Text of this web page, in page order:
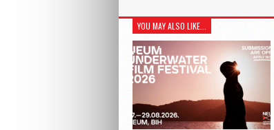
YOU MAY ALSO LIKE...